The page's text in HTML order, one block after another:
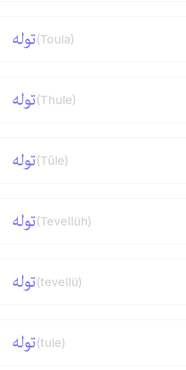
توله(Toula)
توله(Thule)
توله(Tûle)
توله(Tevellüh)
توله(tevellü)
توله(tule)